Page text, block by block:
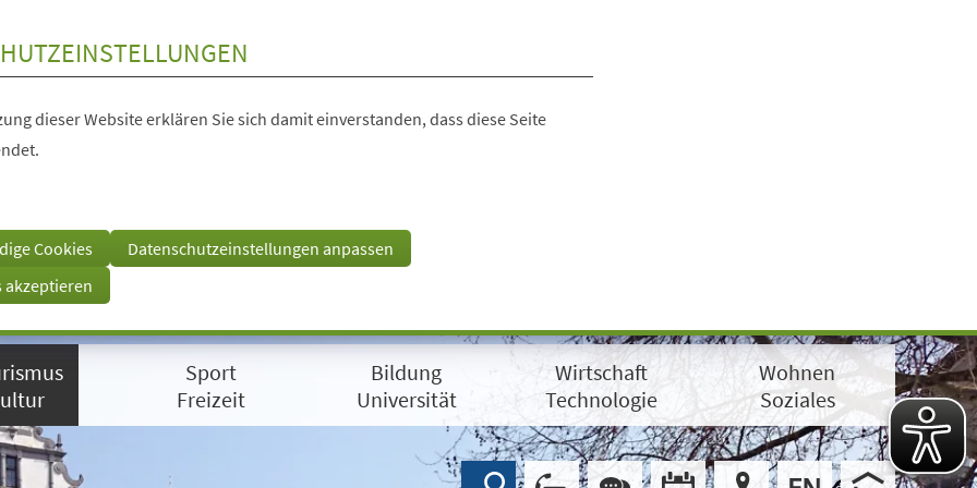
dieser Website erklären Sie sich damit einverstanden, dass diese Seite
Cookies
Datenschutzeinstellungen anpassen
akzeptieren
Sport
Freizeit
Bildung
Universität
Wirtschaft
Technologie
Wohnen
Soziales